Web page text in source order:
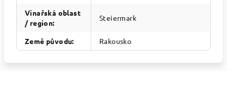
Vinařská oblast
/ region:
Steiermark
Země původu: Rakousko